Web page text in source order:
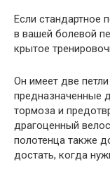
Если стандартное
в вашей болевой
крытое
Он имеет две
предназначенные
тормоза и
драгоценный
полотенца также
достать, когда